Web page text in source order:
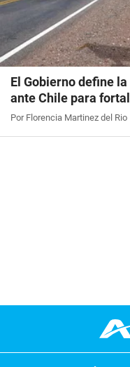
El Gobierno define
ante Chile para
Por Florencia Martinez del Rio